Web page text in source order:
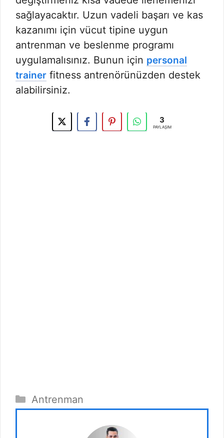
sağlayacaktır. Uzun vadeli başarı ve kas
kazanımı için vücut tipine uygun
antrenman ve beslenme programı
uygulamalısınız. Bunun için personal
trainer fitness antrenörünüzden destek
alabilirsiniz.
3
PAYLAŞIM
Kategoriler
Antrenman